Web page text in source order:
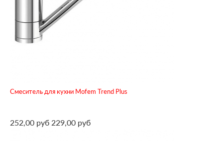
Смеситель для кухни Mofem Trend Plus
252,00 руб 229,00 руб